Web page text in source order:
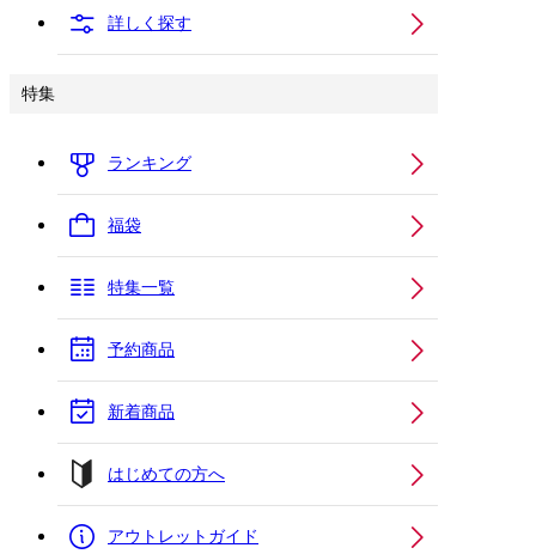
詳しく探す
特集
ランキング
福袋
特集一覧
予約商品
新着商品
はじめての方へ
アウトレットガイド